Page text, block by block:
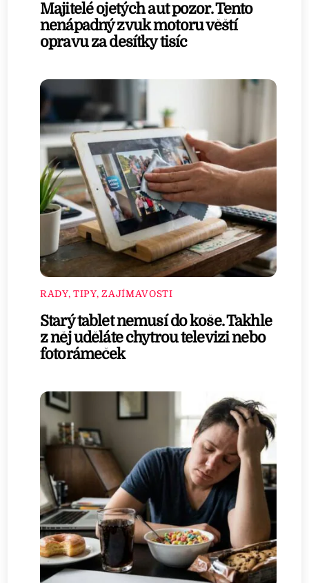
Majitelé ojetých aut pozor. Tento
nenápadný zvuk motoru věští
opravu za desítky tisíc
RADY, TIPY, ZAJÍMAVOSTI
Starý tablet nemusí do koše. Takhle
z něj uděláte chytrou televizi nebo
fotorámeček